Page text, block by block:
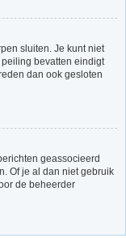
sluiten. Je kunt niet
bevatten eindigt
dan ook gesloten
geassocieerd
Of je al dan niet gebruik
de beheerder